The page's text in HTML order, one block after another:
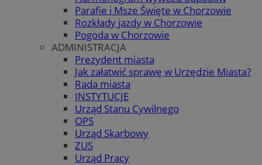
Parafie i Msze Święte w Chorzowie
Rozkłady jazdy w Chorzowie
Pogoda w Chorzowie
ADMINISTRACJA
Prezydent miasta
Jak załatwić sprawę w Urzędzie Miasta?
Rada miasta
INSTYTUCJE
Urząd Stanu Cywilnego
OPS
Urząd Skarbowy
ZUS
Urząd Pracy